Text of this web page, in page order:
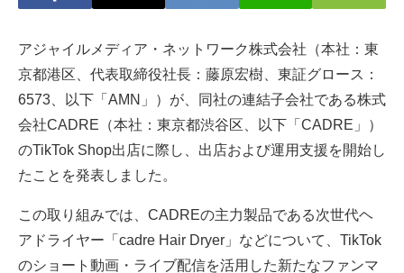
アジャイルメディア・ネットワーク株式会社（本社：東
京都港区、代表取締役社長：藤原宏樹、東証グロース：
6573、以下「AMN」）が、同社の連結子会社である株式
会社CADRE（本社：東京都渋谷区、以下「CADRE」）
のTikTok Shop出店に際し、出店および運用支援を開始し
たことを発表しました。
この取り組みでは、CADREの主力製品である次世代ヘ
アドライヤー「cadre Hair Dryer」などについて、TikTok
のショート動画・ライブ配信を活用した新たなファンマ